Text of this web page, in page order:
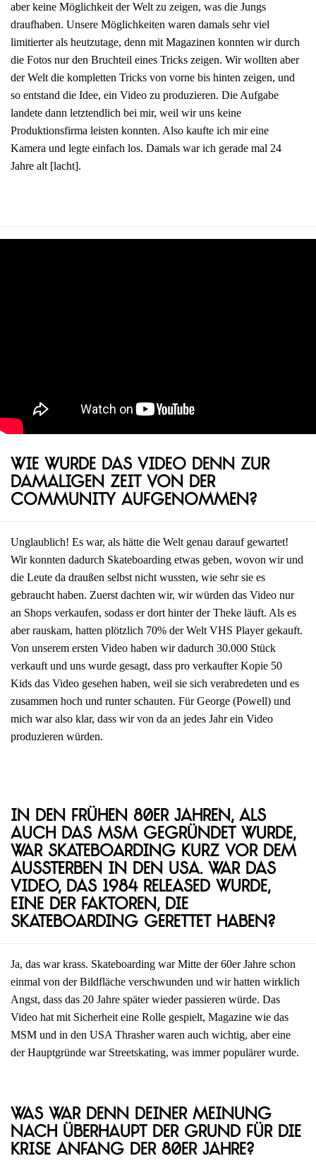
aber keine Möglichkeit der Welt zu zeigen, was die Jungs
draufhaben. Unsere Möglichkeiten waren damals sehr viel
limitierter als heutzutage, denn mit Magazinen konnten wir durch
die Fotos nur den Bruchteil eines Tricks zeigen. Wir wollten aber
der Welt die kompletten Tricks von vorne bis hinten zeigen, und
so entstand die Idee, ein Video zu produzieren. Die Aufgabe
landete dann letztendlich bei mir, weil wir uns keine
Produktionsfirma leisten konnten. Also kaufte ich mir eine
Kamera und legte einfach los. Damals war ich gerade mal 24
Jahre alt [lacht].
Wie wurde das Video denn zur
damaligen Zeit von der
Community aufgenommen?
Unglaublich! Es war, als hätte die Welt genau darauf gewartet!
Wir konnten dadurch Skateboarding etwas geben, wovon wir und
die Leute da draußen selbst nicht wussten, wie sehr sie es
gebraucht haben. Zuerst dachten wir, wir würden das Video nur
an Shops verkaufen, sodass er dort hinter der Theke läuft. Als es
aber rauskam, hatten plötzlich 70% der Welt VHS Player gekauft.
Von unserem ersten Video haben wir dadurch 30.000 Stück
verkauft und uns wurde gesagt, dass pro verkaufter Kopie 50
Kids das Video gesehen haben, weil sie sich verabredeten und es
zusammen hoch und runter schauten. Für George (Powell) und
mich war also klar, dass wir von da an jedes Jahr ein Video
produzieren würden.
In den frühen 80er Jahren, als
auch das MSM gegründet wurde,
war Skateboarding kurz vor dem
Aussterben in den USA. War das
Video, das 1984 released wurde,
eine der Faktoren, die
Skateboarding gerettet haben?
Ja, das war krass. Skateboarding war Mitte der 60er Jahre schon
einmal von der Bildfläche verschwunden und wir hatten wirklich
Angst, dass das 20 Jahre später wieder passieren würde. Das
Video hat mit Sicherheit eine Rolle gespielt, Magazine wie das
MSM und in den USA Thrasher waren auch wichtig, aber eine
der Hauptgründe war Streetskating, was immer populärer wurde.
Was war denn deiner Meinung
nach überhaupt der Grund für die
Krise Anfang der 80er Jahre?